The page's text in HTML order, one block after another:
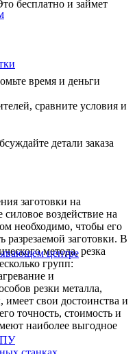
центре
бесплатно и займет
время и деньги
сравните условия и
детали заказа
заготовки на
силовое воздействие на
необходимо, чтобы его
разрезаемой заготовки. В
метода, резка
групп:
и
резки металла,
свои достоинства и
точность, стоимость и
наиболее выгодное